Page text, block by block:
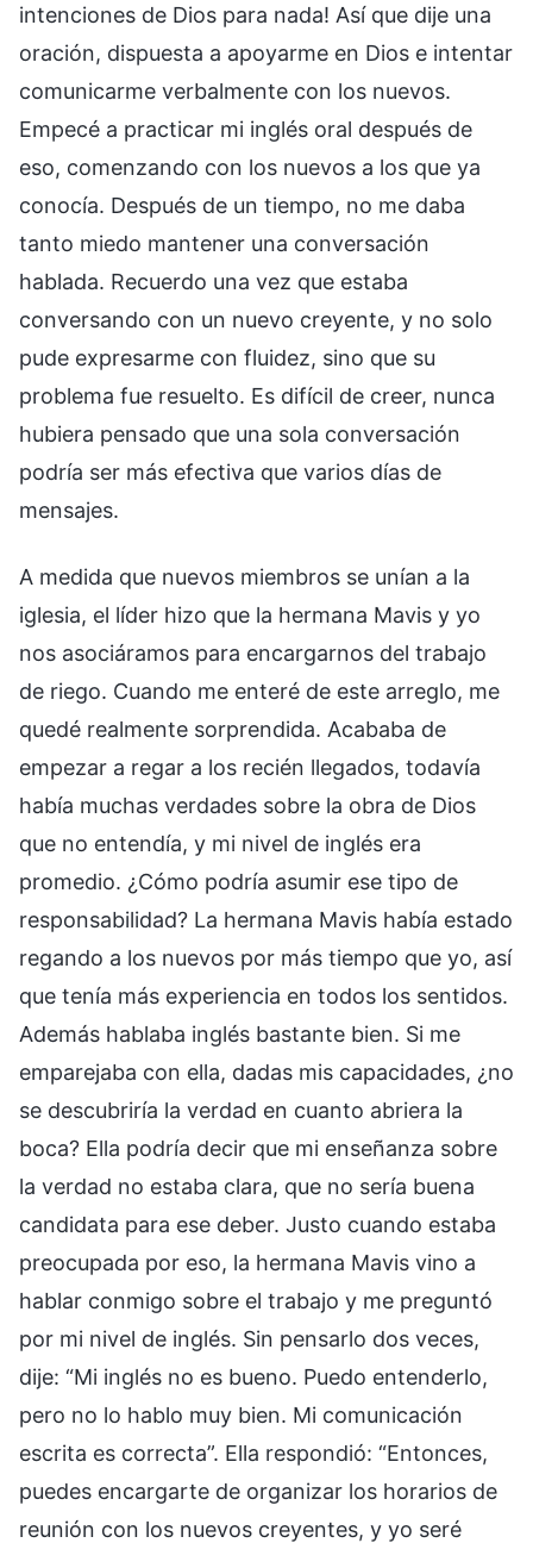
intenciones de Dios para nada! Así que dije una
oración, dispuesta a apoyarme en Dios e intentar
comunicarme verbalmente con los nuevos.
Empecé a practicar mi inglés oral después de
eso, comenzando con los nuevos a los que ya
conocía. Después de un tiempo, no me daba
tanto miedo mantener una conversación
hablada. Recuerdo una vez que estaba
conversando con un nuevo creyente, y no solo
pude expresarme con fluidez, sino que su
problema fue resuelto. Es difícil de creer, nunca
hubiera pensado que una sola conversación
podría ser más efectiva que varios días de
mensajes.
A medida que nuevos miembros se unían a la
iglesia, el líder hizo que la hermana Mavis y yo
nos asociáramos para encargarnos del trabajo
de riego. Cuando me enteré de este arreglo, me
quedé realmente sorprendida. Acababa de
empezar a regar a los recién llegados, todavía
había muchas verdades sobre la obra de Dios
que no entendía, y mi nivel de inglés era
promedio. ¿Cómo podría asumir ese tipo de
responsabilidad? La hermana Mavis había estado
regando a los nuevos por más tiempo que yo, así
que tenía más experiencia en todos los sentidos.
Además hablaba inglés bastante bien. Si me
emparejaba con ella, dadas mis capacidades, ¿no
se descubriría la verdad en cuanto abriera la
boca? Ella podría decir que mi enseñanza sobre
la verdad no estaba clara, que no sería buena
candidata para ese deber. Justo cuando estaba
preocupada por eso, la hermana Mavis vino a
hablar conmigo sobre el trabajo y me preguntó
por mi nivel de inglés. Sin pensarlo dos veces,
dije: “Mi inglés no es bueno. Puedo entenderlo,
pero no lo hablo muy bien. Mi comunicación
escrita es correcta”. Ella respondió: “Entonces,
puedes encargarte de organizar los horarios de
reunión con los nuevos creyentes, y yo seré